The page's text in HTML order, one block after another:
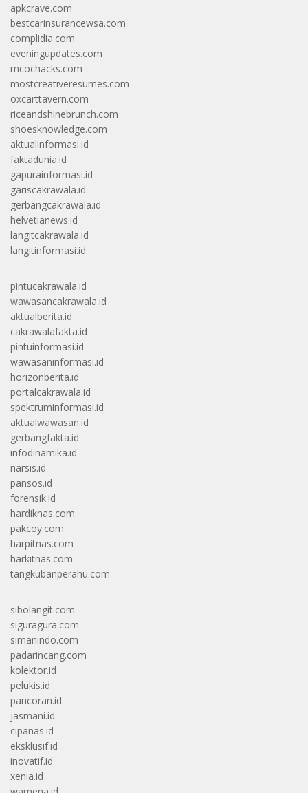
apkcrave.com
bestcarinsurancewsa.com
complidia.com
eveningupdates.com
mcochacks.com
mostcreativeresumes.com
oxcarttavern.com
riceandshinebrunch.com
shoesknowledge.com
aktualinformasi.id
faktadunia.id
gapurainformasi.id
gariscakrawala.id
gerbangcakrawala.id
helvetianews.id
langitcakrawala.id
langitinformasi.id
pintucakrawala.id
wawasancakrawala.id
aktualberita.id
cakrawalafakta.id
pintuinformasi.id
wawasaninformasi.id
horizonberita.id
portalcakrawala.id
spektruminformasi.id
aktualwawasan.id
gerbangfakta.id
infodinamika.id
narsis.id
pansos.id
forensik.id
hardiknas.com
pakcoy.com
harpitnas.com
harkitnas.com
tangkubanperahu.com
sibolangit.com
siguragura.com
simanindo.com
padarincang.com
kolektor.id
pelukis.id
pancoran.id
jasmani.id
cipanas.id
eksklusif.id
inovatif.id
xenia.id